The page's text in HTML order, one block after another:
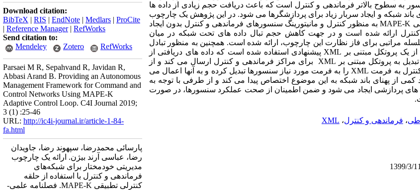
به سطوح بالاتر فرماندهی و کنترل است که باعث دریافت حجم زیادی از داده ها
باند شبکه و ایجاد سربار زیاد برای پردازشگرها می شود. در این پژوهش یک چارچوب
MAPE-Kبه منظور کنترل و مانیتورینگ سنسورهای فرماندهی و کنترل بدون ایجاد
ارائه شده است و در جهت کاهش حجم تبال داده های تحت شبکه در میان
مراتبی برای فاز نظارت این چارچوب، ارائه شده است. همچنین به منظور تبادل
یک پروتکل مبتنی بر XML پیشنهادی استفاده شده است که داده های دریافتی از
به پروتکل مبتنی بر XML برای مراکز فرماندهی و کنترل ارسال می کند و از
به فرمت XML را به فرمت مورد نیاز سنسورها تبدیل کرده و به آنها اعمال می
کمی از پهنای باند شبکه به این موضوع اختصاص پیدا می کند و از طرفی با توجه به
های پردازشی ایجاد می شود و ضمن اطمینان از صحت عملکرد سنسورها، در صورت
، فرماندهی و کنترل، XML
Download citation:
BibTeX | RIS | EndNote | Medlars | ProCite
| Reference Manager| RefWorks
Send citation to:
Mendeley
Zotero RefWorks
Parsaei M R, Sepahvand R, Javidan R,
Abbasi Arand B. Providing an Autonomous
Management Framework for Command and
Control Networks Using MAPE-K
Adaptive Control Loop. C4I Journal 2019;
3 (1) :25-46
URL: http://ic4i-journal.ir/article-1-84-
fa.html
پارسائی محمدرضا، سپهوند رضا، جاویدان
رضا، عباسی آرند بیژن. ارائه یک چارچوب
مدیریتی خودمختار برای شبکه‌های
فرماندهی و کنترل با استفاده از حلقه
کنترلی تطبیقی MAPE-K. فصلنامه علمی-